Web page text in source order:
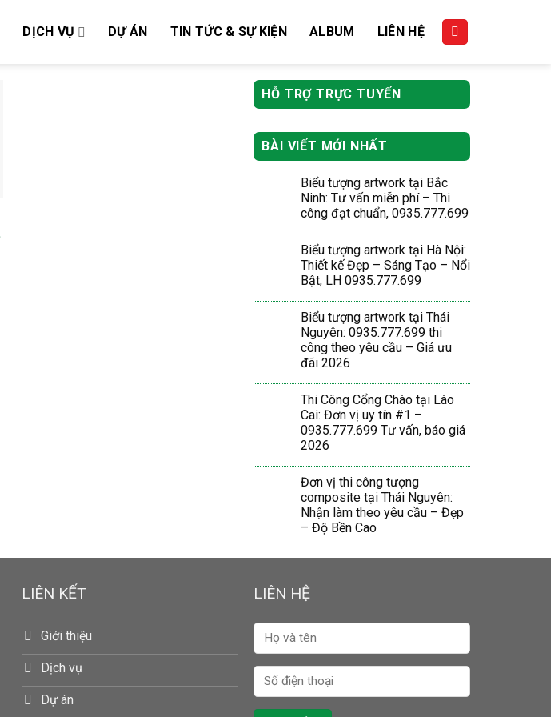
DỊCH VỤ DỰ ÁN TIN TỨC & SỰ KIỆN ALBUM LIÊN HỆ
HỖ TRỢ TRỰC TUYẾN
BÀI VIẾT MỚI NHẤT
Biểu tượng artwork tại Bắc
Ninh: Tư vấn miễn phí – Thi
công đạt chuẩn, 0935.777.699
Biểu tượng artwork tại Hà Nội:
Thiết kế Đẹp – Sáng Tạo – Nổi
Bật, LH 0935.777.699
Biểu tượng artwork tại Thái
Nguyên: 0935.777.699 thi
công theo yêu cầu – Giá ưu
đãi 2026
Thi Công Cổng Chào tại Lào
Cai: Đơn vị uy tín #1 –
0935.777.699 Tư vấn, báo giá
2026
Đơn vị thi công tượng
composite tại Thái Nguyên:
Nhận làm theo yêu cầu – Đẹp
– Độ Bền Cao
LIÊN KẾT
Giới thiệu
Dịch vụ
Dự án
LIÊN HỆ